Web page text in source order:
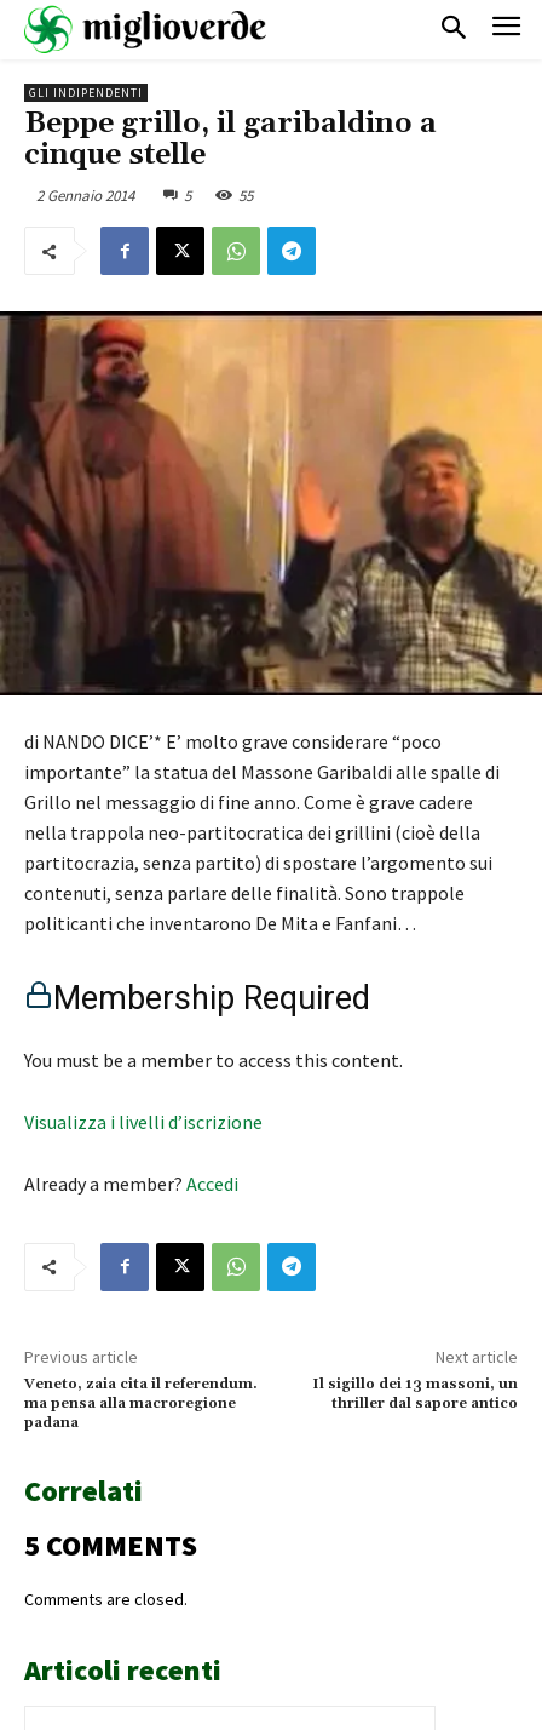
GLI INDIPENDENTI
Beppe grillo, il garibaldino a
cinque stelle
2 Gennaio 2014 5 55
di NANDO DICE’* E’ molto grave considerare “poco
importante” la statua del Massone Garibaldi alle spalle di
Grillo nel messaggio di fine anno. Come è grave cadere
nella trappola neo-partitocratica dei grillini (cioè della
partitocrazia, senza partito) di spostare l’argomento sui
contenuti, senza parlare delle finalità. Sono trappole
politicanti che inventarono De Mita e Fanfani…
Membership Required
You must be a member to access this content.
Visualizza i livelli d’iscrizione
Already a member? Accedi
Previous article
Veneto, zaia cita il referendum.
ma pensa alla macroregione
padana
Next article
Il sigillo dei 13 massoni, un
thriller dal sapore antico
Correlati
5 COMMENTS
Comments are closed.
Articoli recenti